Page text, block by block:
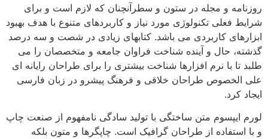
روزنامه و مجله در ستون و سطرآنچنان که لازم است و برای
شرایط فعلی تکنولوژی مورد نیاز و کاربردهای متنوع با هدف بهبود
ابزارهای کاربردی می باشد. کتابهای زیادی در شصت و سه درصد
گذشته، حال و آینده شناخت فراوان جامعه و متخصصان را می
طلبد تا با نرم افزارها شناخت بیشتری را برای طراحان رایانه ای
علی الخصوص طراحان خلاقی و فرهنگ پیشرو در زبان فارسی
ایجاد کرد.
لورم ایپسوم متن ساختگی با تولید سادگی نامفهوم از صنعت چاپ
و با استفاده از طراحان گرافیک است. چاپگرها و متون بلکه